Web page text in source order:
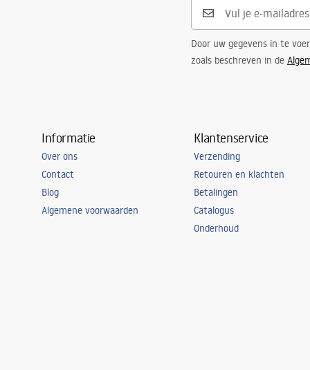
24 maanden
Door uw gegevens in te
zoals beschreven in de
Informatie
Over ons
Contact
Blog
Algemene voorwaarden
Klantenservice
Verzending
Retouren en klachten
Betalingen
Catalogus
Onderhoud